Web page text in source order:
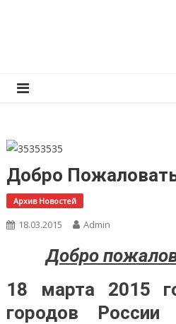
Добро
Архив Новостей
18.03.2015 Admin
Добро
18 марта 2015
городов